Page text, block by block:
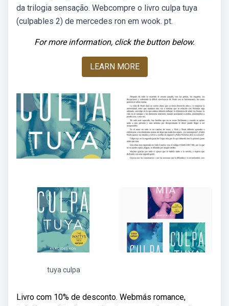
da trilogia sensação. Webcompre o livro culpa tuya
(culpables 2) de mercedes ron em wook. pt.
For more information, click the button below.
LEARN MORE
tuya culpa
Livro com 10% de desconto. Webmás romance,